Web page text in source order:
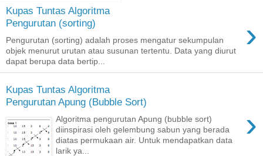
Kupas Tuntas Algoritma
Pengurutan (sorting)
›
Pengurutan (sorting) adalah proses mengatur sekumpulan
objek menurut urutan atau susunan tertentu. Data yang diurut
dapat berupa data bertip...
Kupas Tuntas Algoritma
Pengurutan Apung (Bubble Sort)
›
Algoritma pengurutan Apung (bubble sort)
diinspirasi oleh gelembung sabun yang berada
diatas permukaan air. Untuk mendapatkan data
larik ya...